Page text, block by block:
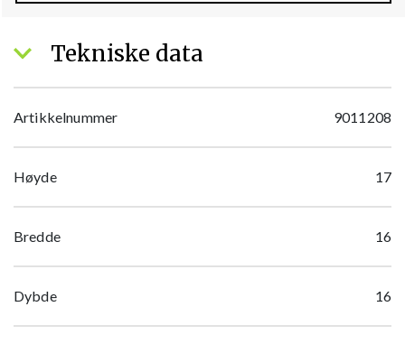
Tekniske data
Artikkelnummer 9011208
Høyde 17
Bredde 16
Dybde 16